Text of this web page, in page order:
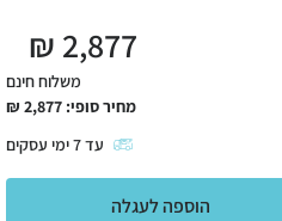
2,877
₪
משלוח חינם
מחיר סופי: 2,877
₪
עד7ימי עסקים
הוספה לעגלה